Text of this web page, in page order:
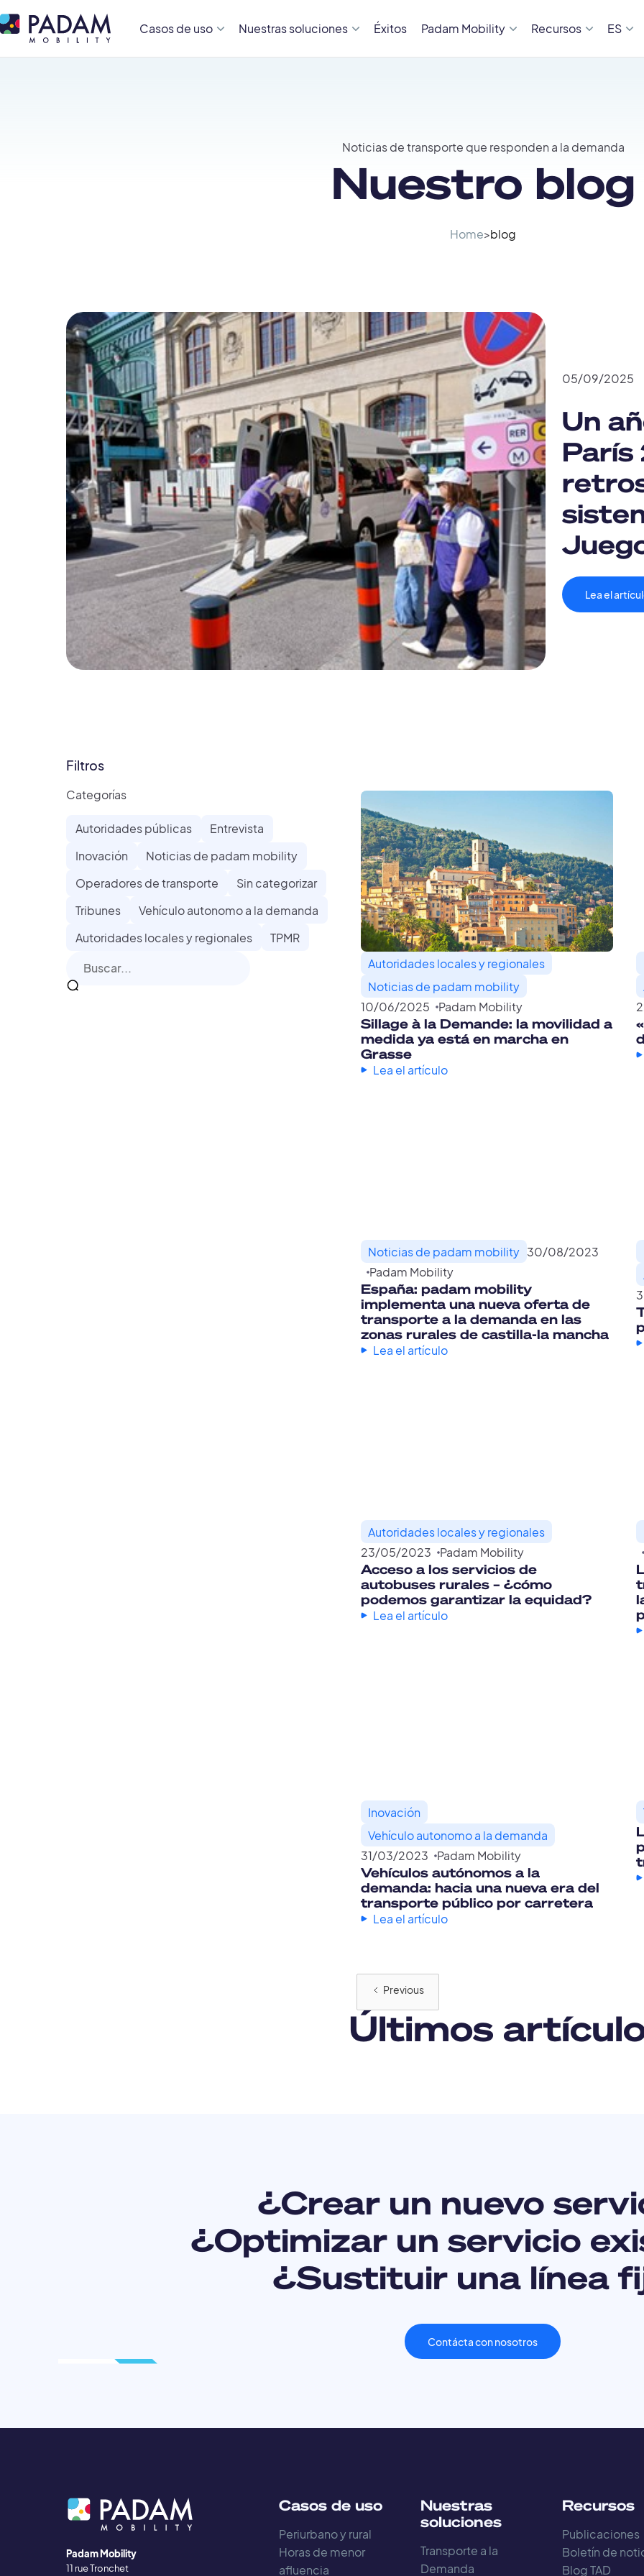
Casos de uso Nuestras soluciones Éxitos Padam Mobility Recursos ES
Home>blog
Nuestro blog
Noticias de transporte que responden a la demanda
05/09/2025
Un
París
Lea el
Filtros
Categorías
Autoridades públicas
Entrevista
Inovación
Noticias de padam mobility
Operadores de transporte
Sin categorizar
Tribunes
Vehículo autonomo a la demanda
Autoridades locales y regionales
TPMR
Últimos
Autoridades locales y regionales
Noticias de padam mobility
10/06/2025 Padam Mobility
Sillage à la Demande: la movilidad a
medida ya está en marcha en
Grasse
Lea el artículo
Noticias de padam mobility 30/08/2023
Padam Mobility
España: padam mobility
implementa una nueva oferta de
transporte a la demanda en las
zonas rurales de castilla-la mancha
Lea el artículo
Autoridades locales y regionales
23/05/2023 Padam Mobility
Acceso a los servicios de
autobuses rurales – ¿cómo
podemos garantizar la equidad?
Lea el artículo
Inovación
Vehículo autonomo a la demanda
31/03/2023 Padam Mobility
Vehículos autónomos a la
demanda: hacia una nueva era del
transporte público por carretera
Lea el artículo
Previous
¿Crear un nuevo
¿Optimizar un servicio
¿Sustituir una línea
Contácta con nosotros
Padam Mobility
11 rue Tronchet
Casos de uso
Periurbano y rural
Horas de menor
afluencia
Nuestras
soluciones
Transporte a la
Demanda
Recursos
Publicaciones
Boletín de
Blog TAD